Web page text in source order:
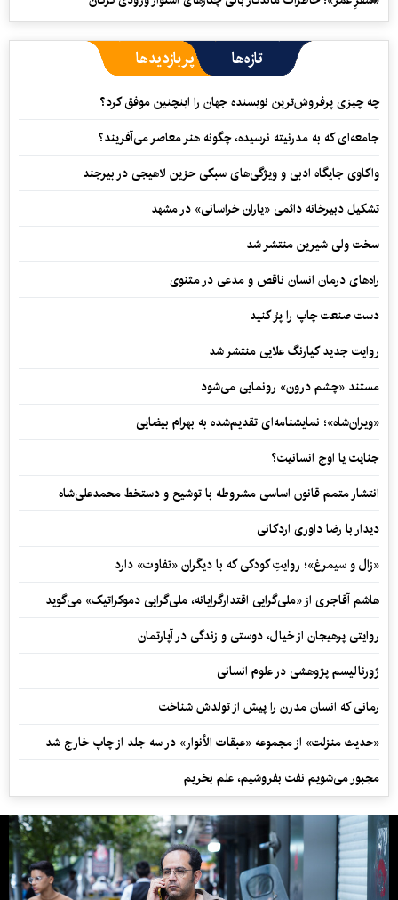
تازه‌ها پربازدیدها
چه چیزی پرفروش‌ترین نویسنده جهان را اینچنین موفق کرد؟
جامعه‌ای که به مدرنیته نرسیده، چگونه هنر معاصر می‌آفریند؟
واکاوی جایگاه ادبی و ویژگی‌های سبکی حزین لاهیجی در بیرجند
تشکیل دبیرخانه دائمی «یاران خراسانی» در مشهد
سخت ولی شیرین منتشر شد
راه‌های درمان انسان ناقص و مدعی در مثنوی
دست صنعت چاپ را پرُ کنید
روایت جدید کیارنگ علایی منتشر شد
مستند «چشم درون» رونمایی می‌شود
«ویران‌شاه»؛ نمایشنامه‌ای تقدیم‌شده به بهرام بیضایی
جنایت یا اوج انسانیت؟
انتشار متمم قانون اساسی مشروطه با توشیح و دستخط محمدعلی‌شاه
دیدار با رضا داوری اردکانی
«زال و سیمرغ»؛ روایتِ کودکی که با دیگران «تفاوت» دارد
هاشم آقاجری از «ملی‌گرایی اقتدارگرایانه، ملی‌گرایی دموکراتیک» می‌گوید
روایتی پرهیجان از خیال، دوستی و زندگی در آپارتمان
ژورنالیسم پژوهشی در علوم انسانی
رمانی که انسان مدرن را پیش از تولدش شناخت
«حدیث منزلت» از مجموعه «عبقات الأنوار» در سه جلد از چاپ خارج شد
مجبور می‌شویم نفت بفروشیم، علم بخریم